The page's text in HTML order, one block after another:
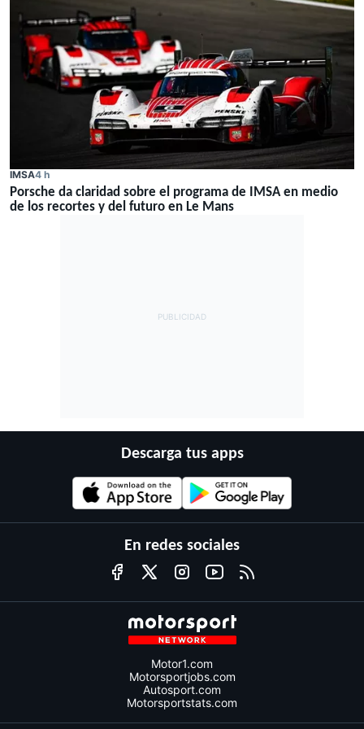
IMSA4 h
Porsche da claridad sobre el programa de IMSA en medio
de los recortes y del futuro en Le Mans
Descarga tus apps
En redes sociales
Motor1.com
Motorsportjobs.com
Autosport.com
Motorsportstats.com